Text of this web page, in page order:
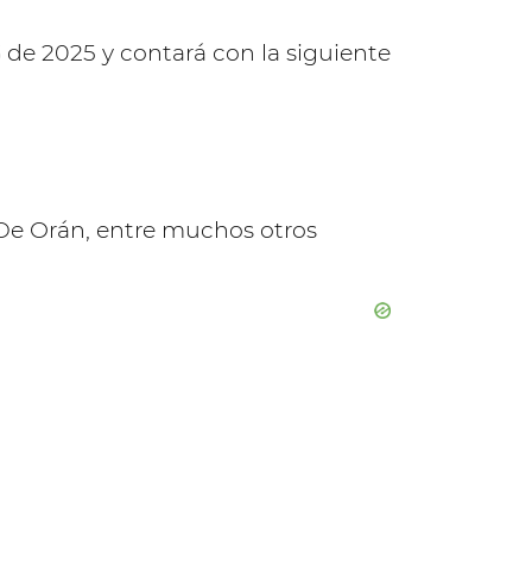
de 2025 y contará con la siguiente
Orán, entre muchos otros